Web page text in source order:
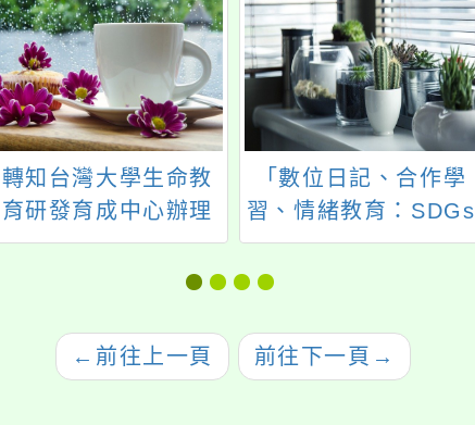
轉知台灣大學生命教
育研發育成中心辦理
「網路世代青少年心
理健康與行為探究系
教師報名參與。
「數位日記、合作學
習、情緒教育：SDGs
議題導入教案分享」
← 前往上一頁 前往下一頁 →